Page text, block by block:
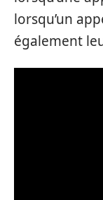
lorsqu’un
également